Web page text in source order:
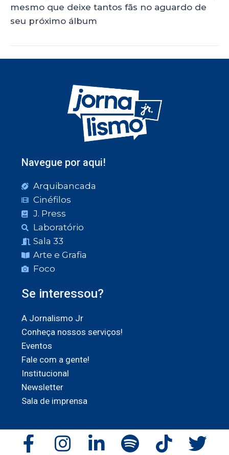
mesmo que deixe tantos fãs no aguardo de
seu próximo álbum
Navegue por aqui!
Arquibancada
Cinéfilos
J. Press
Laboratório
Sala 33
Arte e Grafia
Foco
Se interessou?
A Jornalismo Jr
Conheça nossos serviços!
Eventos
Fale com a gente!
Institucional
Newsletter
Sala de imprensa